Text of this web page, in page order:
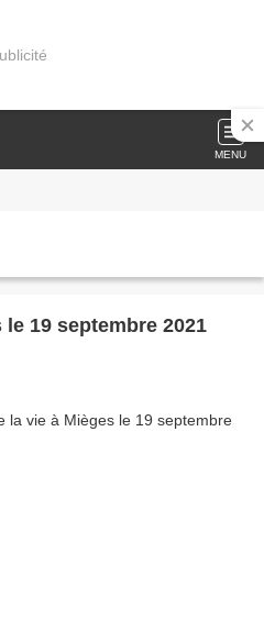
MENU
19 septembre 2021